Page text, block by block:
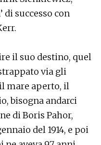
di successo con
il suo destino, quel
via gli
mare aperto, il
bisogna andarci
di Boris Pahor,
del 1914, e poi